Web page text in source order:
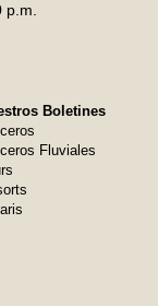
Boletines
Fluviales